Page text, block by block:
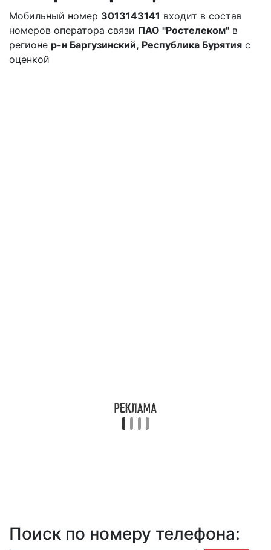
Мобильный номер 3013143141 входит в состав
номеров оператора связи ПАО "Ростелеком" в
регионе р-н Баргузинский, Республика Бурятия с
оценкой
Поиск по номеру телефона: